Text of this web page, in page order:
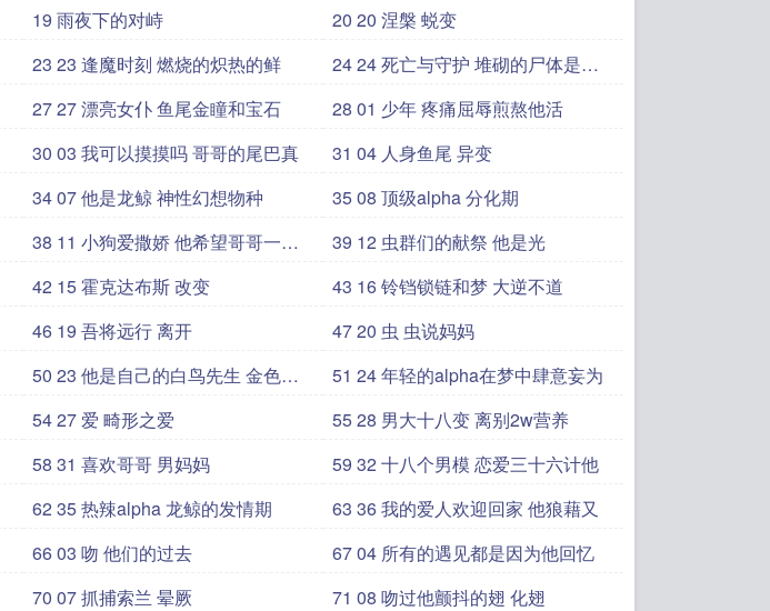
19 雨夜下的对峙
20 20 涅槃 蜕变
23 23 逢魔时刻 燃烧的炽热的鲜
24 24 死亡与守护 堆砌的尸体是一
道
27 27 漂亮女仆 鱼尾金瞳和宝石
28 01 少年 疼痛屈辱煎熬他活
30 03 我可以摸摸吗 哥哥的尾巴真
31 04 人身鱼尾 异变
34 07 他是龙鲸 神性幻想物种
35 08 顶级alpha 分化期
38 11 小狗爱撒娇 他希望哥哥一直
注
39 12 虫群们的献祭 他是光
42 15 霍克达布斯 改变
43 16 铃铛锁链和梦 大逆不道
46 19 吾将远行 离开
47 20 虫 虫说妈妈
50 23 他是自己的白鸟先生 金色异
变
51 24 年轻的alpha在梦中肆意妄为
54 27 爱 畸形之爱
55 28 男大十八变 离别2w营养
58 31 喜欢哥哥 男妈妈
59 32 十八个男模 恋爱三十六计他
62 35 热辣alpha 龙鲸的发情期
63 36 我的爱人欢迎回家 他狼藉又
66 03 吻 他们的过去
67 04 所有的遇见都是因为他回忆
70 07 抓捕索兰 晕厥
71 08 吻过他颤抖的翅 化翅